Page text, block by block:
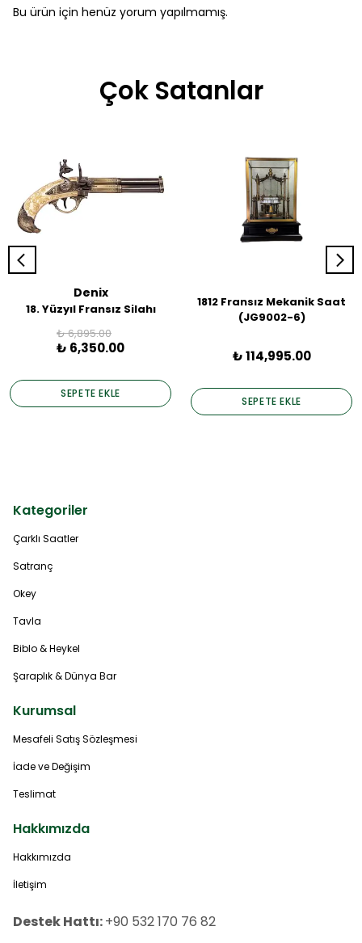
Bu ürün için henüz yorum yapılmamış.
Çok Satanlar
Denix
18. Yüzyıl Fransız Silahı
₺ 6,895.00
₺ 6,350.00
SEPETE EKLE
1812 Fransız Mekanik Saat
(JG9002-6)
₺ 114,995.00
SEPETE EKLE
Kategoriler
Çarklı Saatler
Satranç
Okey
Tavla
Biblo & Heykel
Şaraplık & Dünya Bar
Kurumsal
Mesafeli Satış Sözleşmesi
İade ve Değişim
Teslimat
Hakkımızda
Hakkımızda
İletişim
Destek Hattı:+90 532 170 76 82